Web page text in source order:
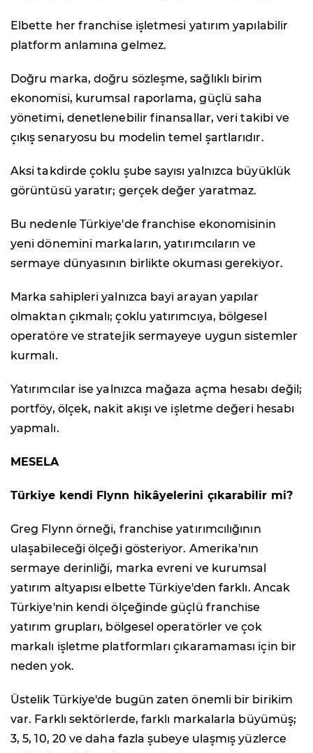
Elbette her franchise işletmesi yatırım yapılabilir
platform anlamına gelmez.
Doğru marka, doğru sözleşme, sağlıklı birim
ekonomisi, kurumsal raporlama, güçlü saha
yönetimi, denetlenebilir finansallar, veri takibi ve
çıkış senaryosu bu modelin temel şartlarıdır.
Aksi takdirde çoklu şube sayısı yalnızca büyüklük
görüntüsü yaratır; gerçek değer yaratmaz.
Bu nedenle Türkiye'de franchise ekonomisinin
yeni dönemini markaların, yatırımcıların ve
sermaye dünyasının birlikte okuması gerekiyor.
Marka sahipleri yalnızca bayi arayan yapılar
olmaktan çıkmalı; çoklu yatırımcıya, bölgesel
operatöre ve stratejik sermayeye uygun sistemler
kurmalı.
Yatırımcılar ise yalnızca mağaza açma hesabı değil;
portföy, ölçek, nakit akışı ve işletme değeri hesabı
yapmalı.
MESELA
Türkiye kendi Flynn hikâyelerini çıkarabilir mi?
Greg Flynn örneği, franchise yatırımcılığının
ulaşabileceği ölçeği gösteriyor. Amerika'nın
sermaye derinliği, marka evreni ve kurumsal
yatırım altyapısı elbette Türkiye'den farklı. Ancak
Türkiye'nin kendi ölçeğinde güçlü franchise
yatırım grupları, bölgesel operatörler ve çok
markalı işletme platformları çıkaramaması için bir
neden yok.
Üstelik Türkiye'de bugün zaten önemli bir birikim
var. Farklı sektörlerde, farklı markalarla büyümüş;
3, 5, 10, 20 ve daha fazla şubeye ulaşmış yüzlerce